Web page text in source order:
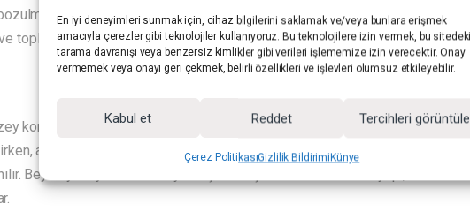
En iyi deneyimleri sunmak için, cihaz bilgilerini saklamak ve/veya bunlara erişmek
amacıyla çerezler gibi teknolojiler kullanıyoruz. Bu teknolojilere izin vermek, bu
tarama davranışı veya benzersiz kimlikler gibi verileri işlememize izin verecektir. Onay
vermemek veya onayı geri çekmek, belirli özellikleri ve işlevleri olumsuz etkileyebilir.
Kabul et Reddet Tercihleri görüntüle
Çerez PolitikasıGizlilik BildirimiKünye
devam etmesini destekler. Katlanabilir yapı, açık ölçüsünün
toplama avantajı sağlar.
kombinasyonu, çekim senaryosuna göre ışık karakterinin hızlıca
altın yüzey daha sıcak bir ışık algısı oluşturur. Siyah yüzey, istenmeyen
Beyaz yüzey ise nötr ve yumuşak bir ışık kalitesi sunar. Bu yapı, tek bir